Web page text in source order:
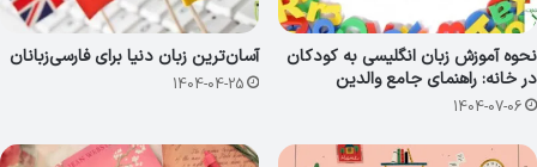
نحوه آموزش زبان انگلیسی به کودکان
در خانه: راهنمای جامع والدین
1404-07-06
آسان‌ترین زبان دنیا برای فارسی‌زبانان
1404-04-25